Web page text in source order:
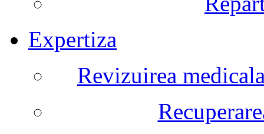
Expertiza
Revizuirea